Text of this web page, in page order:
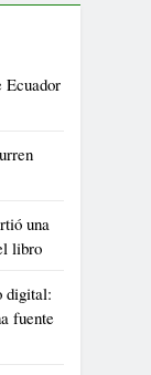
Ecuador
una
libro
digital:
fuente